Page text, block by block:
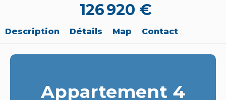
126 920 €
Description Détails Map Contact
Appartement 4